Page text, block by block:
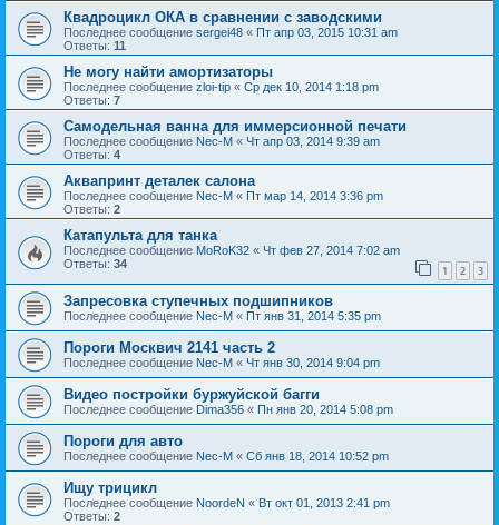
Квадроцикл ОКА в сравнении с заводскими
Последнее сообщение sergei48 « Пт апр 03, 2015 10:31 am
Ответы: 11
Не могу найти амортизаторы
Последнее сообщение zloi-tip « Ср дек 10, 2014 1:18 pm
Ответы: 7
Самодельная ванна для иммерсионной печати
Последнее сообщение Nec-M « Чт апр 03, 2014 9:39 am
Ответы: 4
Аквапринт деталек салона
Последнее сообщение Nec-M « Пт мар 14, 2014 3:36 pm
Ответы: 2
Катапульта для танка
Последнее сообщение MoRoK32 « Чт фев 27, 2014 7:02 am
Ответы: 34 1 2 3
Запресовка ступечных подшипников
Последнее сообщение Nec-M « Пт янв 31, 2014 5:35 pm
Пороги Москвич 2141 часть 2
Последнее сообщение Nec-M « Чт янв 30, 2014 9:04 pm
Видео постройки буржуйской багги
Последнее сообщение Dima356 « Пн янв 20, 2014 5:08 pm
Пороги для авто
Последнее сообщение Nec-M « Сб янв 18, 2014 10:52 pm
Ищу трицикл
Последнее сообщение NoordeN « Вт окт 01, 2013 2:41 pm
Ответы: 2